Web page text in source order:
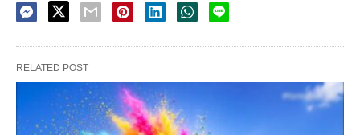
RELATED POST